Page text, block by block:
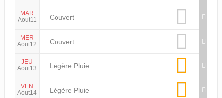
MAR
Aout11
Couvert
MER
Aout12
Couvert
JEU
Aout13
Légère Pluie
VEN
Aout14
Légère Pluie